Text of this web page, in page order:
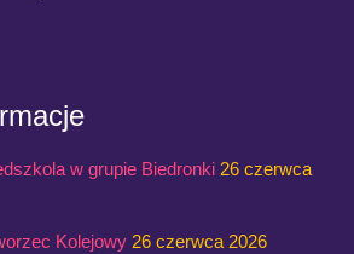
w grupie Biedronki 26 czerwca
Kolejowy 26 czerwca 2026